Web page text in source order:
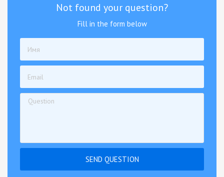
Not found your question?
Fill in the form below
SEND QUESTION